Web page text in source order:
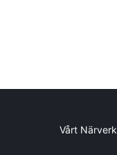
Vårt Närverk